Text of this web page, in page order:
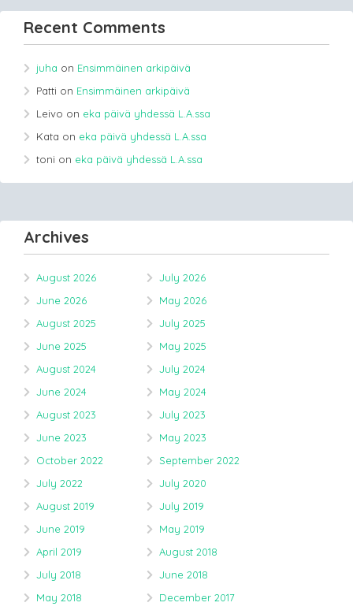
Recent Comments
juha on Ensimmäinen arkipäivä
Patti on Ensimmäinen arkipäivä
Leivo on eka päivä yhdessä L.A.ssa
Kata on eka päivä yhdessä L.A.ssa
toni on eka päivä yhdessä L.A.ssa
Archives
August 2026
July 2026
June 2026
May 2026
August 2025
July 2025
June 2025
May 2025
August 2024
July 2024
June 2024
May 2024
August 2023
July 2023
June 2023
May 2023
October 2022
September 2022
July 2022
July 2020
August 2019
July 2019
June 2019
May 2019
April 2019
August 2018
July 2018
June 2018
May 2018
December 2017